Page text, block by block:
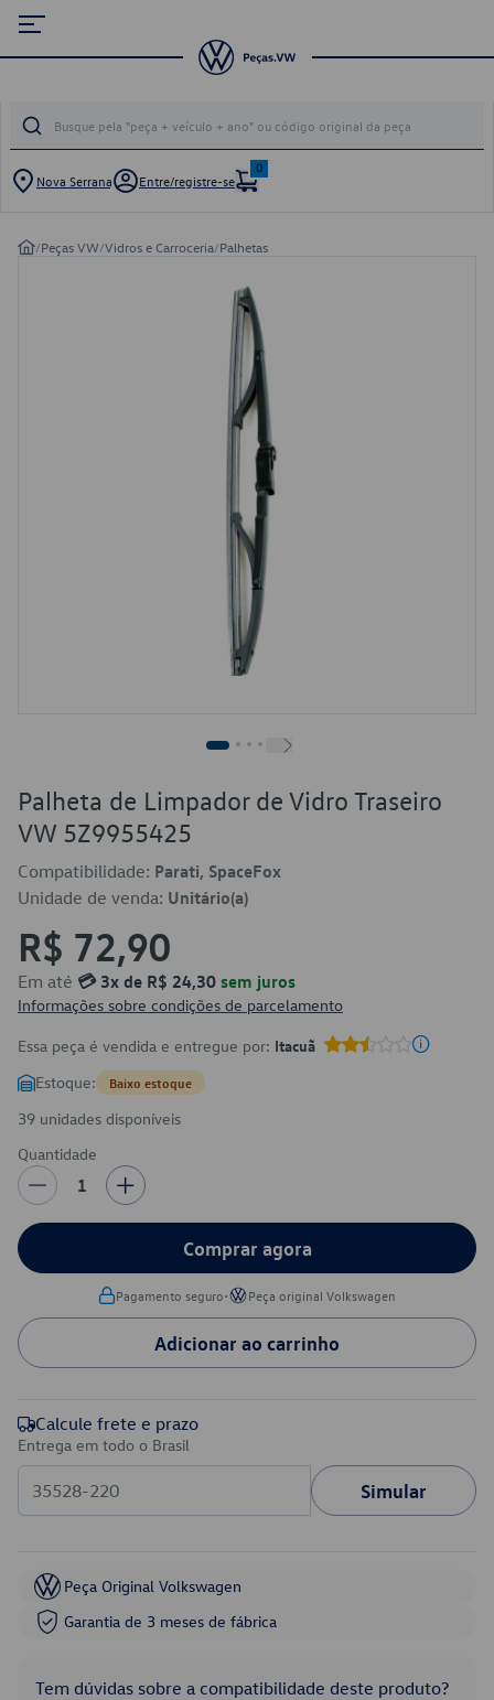
Nova Serrana Entre/registre-se
0
/Peças VW/Vidros e Carroceria/Palhetas
Palheta de Limpador de Vidro Traseiro
VW 5Z9955425
Compatibilidade: Parati, SpaceFox
Unidade de venda: Unitário(a)
R$ 72,90
Em até 💳 3x de R$ 24,30 sem juros
Informações sobre condições de parcelamento
Essa peça é vendida e entregue por: Itacuã
Estoque: Baixo estoque
39 unidades disponíveis
Quantidade
1
Comprar agora
Pagamento seguro• Peça original Volkswagen
Adicionar ao carrinho
Calcule frete e prazo
Entrega em todo o Brasil
Simular
Peça Original Volkswagen
Garantia de 3 meses de fábrica
Tem dúvidas sobre a compatibilidade deste produto?